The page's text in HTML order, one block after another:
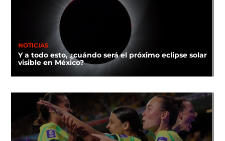
NOTICIAS
Y a todo esto, ¿cuándo será el próximo eclipse solar
visible en México?